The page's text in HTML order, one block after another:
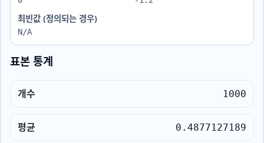
최빈값 (정의되는 경우)
N/A
표본 통계
개수 1000
평균 0.4877127189